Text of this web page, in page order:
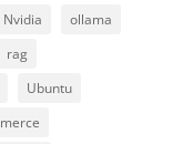
Nvidia
ollama
rag
Ubuntu